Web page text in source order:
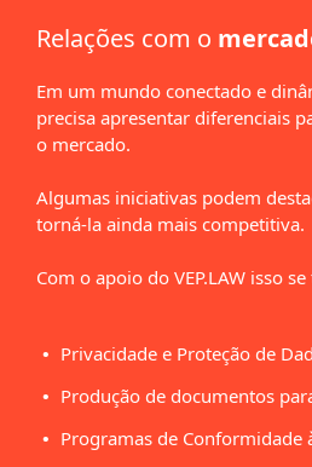
Relações com o
Em um mundo conectado e
precisa apresentar diferenciais
o mercado.
Algumas iniciativas podem
torná-la ainda mais competitiva.
Com o apoio do VEP.LAW isso
Privacidade e Proteção de
Produção de documentos
Programas de Conformidade